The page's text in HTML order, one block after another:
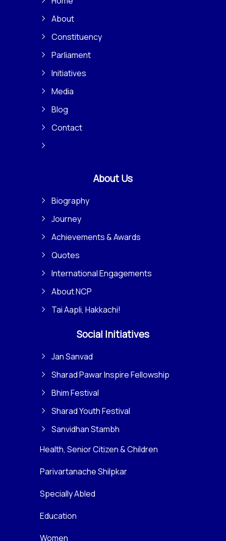
About
Constituency
Parliament
Initiatives
Media
Blog
Contact
About Us
Biography
Journey
Achievements & Awards
Quotes
International Engagements
About NCP
Tai Aapli, Hakkachi!
Social Initiatives
Jan Sanvad
Sharad Pawar Inspire Fellowship
Bhim Festival
Sharad Youth Festival
Sanvidhan Stambh
Health, Senior Citizen & Children
Parivartanache Shilpkar
Specially Abled
Education
Women